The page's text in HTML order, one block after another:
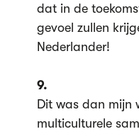
dat in de
gevoel zullen
Nederlander!
9.
Dit was dan mijn
multiculturele